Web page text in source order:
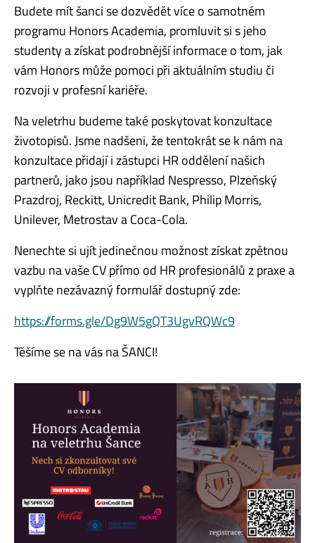
Budete mít šanci se dozvědět více o samotném
programu Honors Academia, promluvit si s jeho
studenty a získat podrobnější informace o tom, jak
vám Honors může pomoci při aktuálním studiu či
rozvoji v profesní kariéře.
Na veletrhu budeme také poskytovat konzultace
životopisů. Jsme nadšeni, že tentokrát se k nám na
konzultace přidají i zástupci HR oddělení našich
partnerů, jako jsou například Nespresso, Plzeňský
Prazdroj, Reckitt, Unicredit Bank, Philip Morris,
Unilever, Metrostav a Coca-Cola.
Nenechte si ujít jedinečnou možnost získat zpětnou
vazbu na vaše CV přímo od HR profesionálů z praxe a
vyplňte nezávazný formulář dostupný zde:
https://forms.gle/Dg9W5gQT3UgvRQWc9
Těšíme se na vás na ŠANCI!